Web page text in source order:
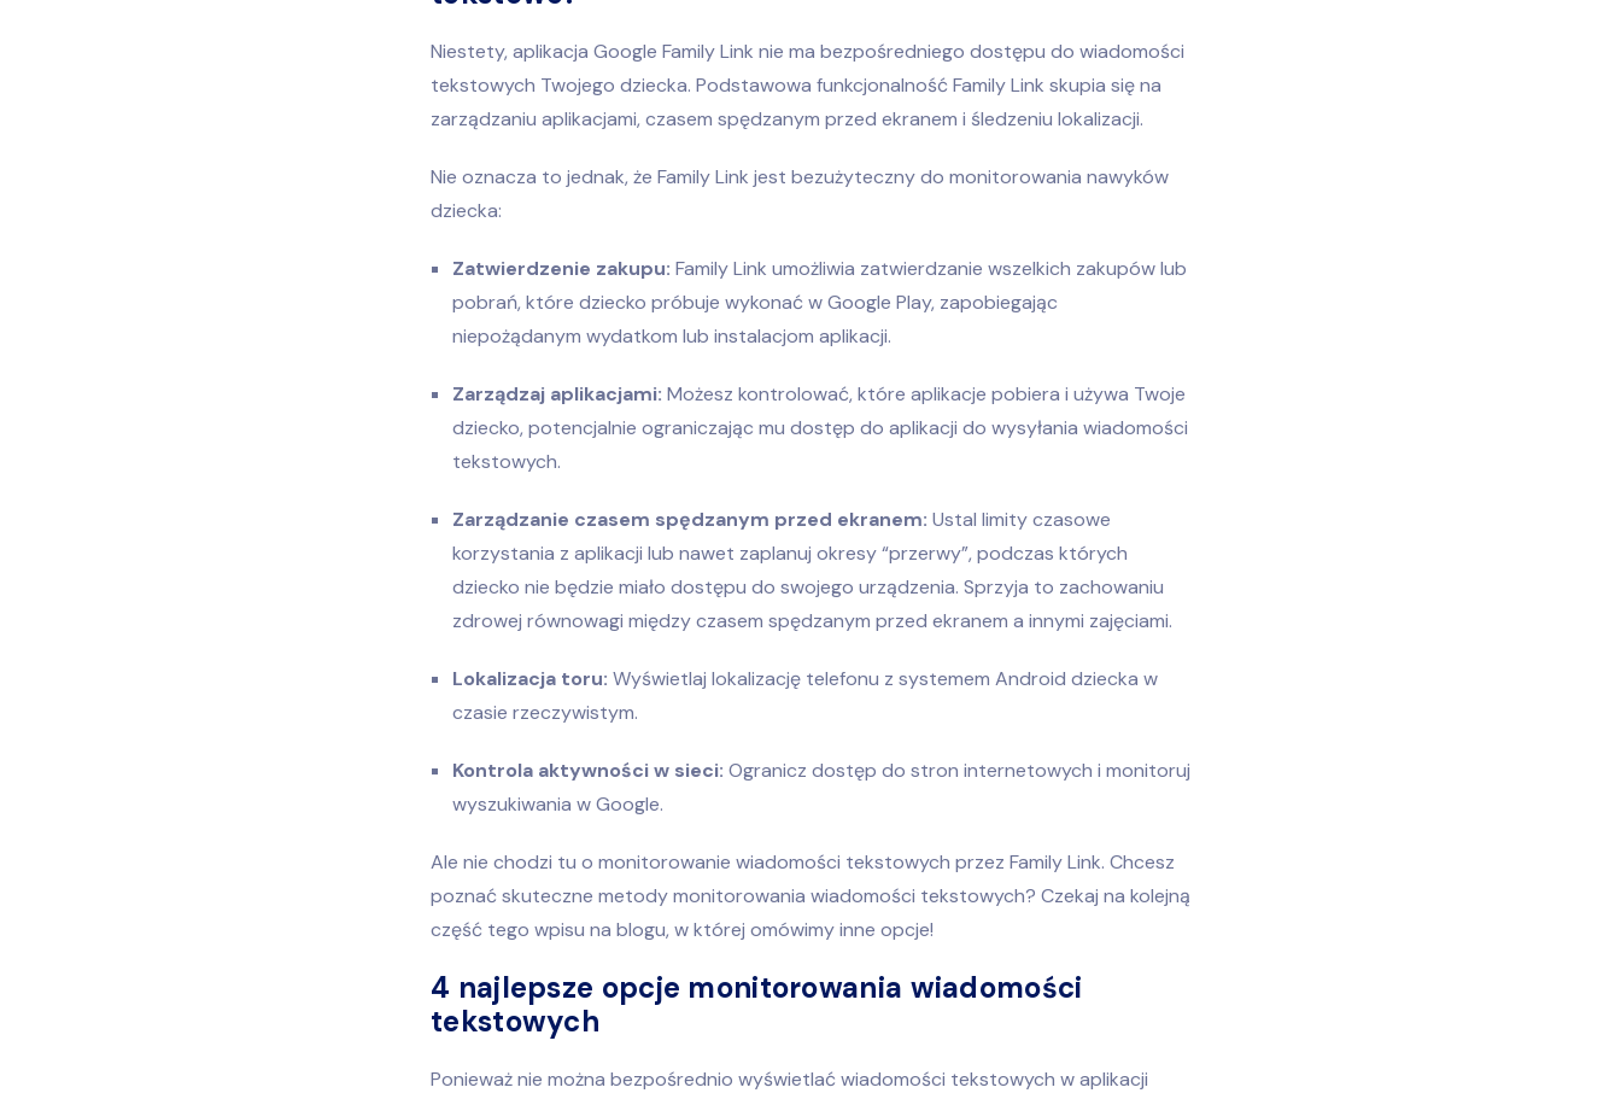
Niestety, aplikacja Google Family Link nie ma bezpośredniego dostępu do wiadomości
tekstowych Twojego dziecka. Podstawowa funkcjonalność Family Link skupia się na
zarządzaniu aplikacjami, czasem spędzanym przed ekranem i śledzeniu lokalizacji.
Nie oznacza to jednak, że Family Link jest bezużyteczny do monitorowania nawyków
dziecka:
Zatwierdzenie zakupu: Family Link umożliwia zatwierdzanie wszelkich zakupów lub
pobrań, które dziecko próbuje wykonać w Google Play, zapobiegając
niepożądanym wydatkom lub instalacjom aplikacji.
Zarządzaj aplikacjami: Możesz kontrolować, które aplikacje pobiera i używa Twoje
dziecko, potencjalnie ograniczając mu dostęp do aplikacji do wysyłania wiadomości
tekstowych.
Zarządzanie czasem spędzanym przed ekranem: Ustal limity czasowe
korzystania z aplikacji lub nawet zaplanuj okresy “przerwy”, podczas których
dziecko nie będzie miało dostępu do swojego urządzenia. Sprzyja to zachowaniu
zdrowej równowagi między czasem spędzanym przed ekranem a innymi zajęciami.
Lokalizacja toru: Wyświetlaj lokalizację telefonu z systemem Android dziecka w
czasie rzeczywistym.
Kontrola aktywności w sieci: Ogranicz dostęp do stron internetowych i monitoruj
wyszukiwania w Google.
Ale nie chodzi tu o monitorowanie wiadomości tekstowych przez Family Link. Chcesz
poznać skuteczne metody monitorowania wiadomości tekstowych? Czekaj na kolejną
część tego wpisu na blogu, w której omówimy inne opcje!
4 najlepsze opcje monitorowania wiadomości
tekstowych
Ponieważ nie można bezpośrednio wyświetlać wiadomości tekstowych w aplikacji